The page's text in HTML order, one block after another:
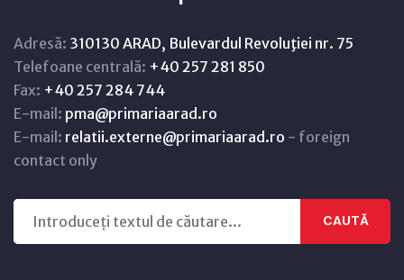
Adresă: 310130 ARAD, Bulevardul Revoluţiei nr. 75
Telefoane centrală: +40 257 281 850
Fax: +40 257 284 744
E-mail: pma@primariaarad.ro
E-mail: relatii.externe@primariaarad.ro - foreign
contact only
CAUTĂ